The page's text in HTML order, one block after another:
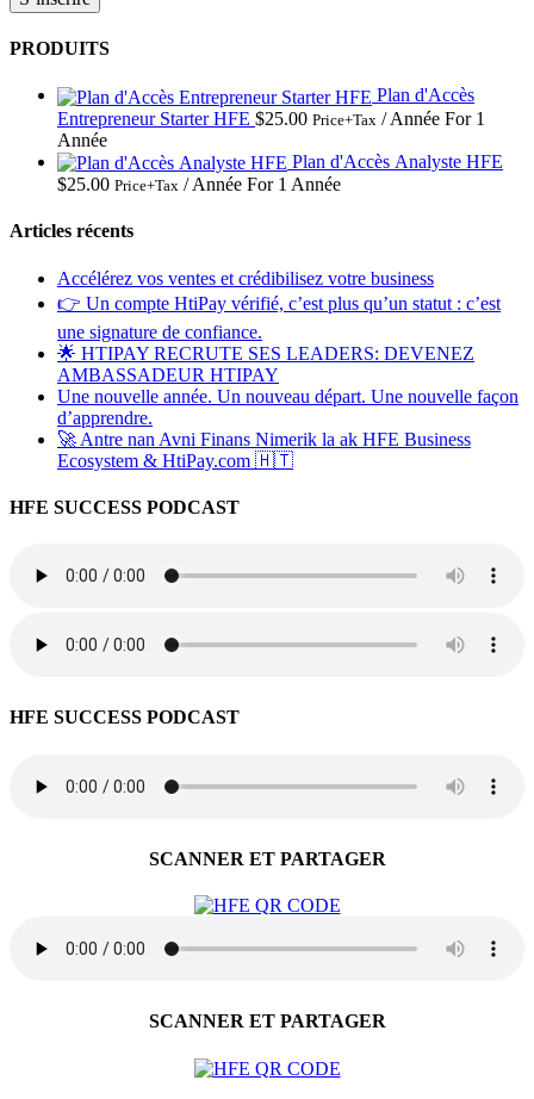
PRODUITS
Plan d'Accès
Entrepreneur Starter HFE $25.00 Price+Tax / Année For 1
Année
Plan d'Accès Analyste HFE
$25.00 Price+Tax / Année For 1 Année
Articles récents
Accélérez vos ventes et crédibilisez votre business
👉 Un compte HtiPay vérifié, c’est plus qu’un statut : c’est
une signature de confiance.
🌟 HTIPAY RECRUTE SES LEADERS: DEVENEZ
AMBASSADEUR HTIPAY
Une nouvelle année. Un nouveau départ. Une nouvelle façon
d’apprendre.
🚀 Antre nan Avni Finans Nimerik la ak HFE Business
Ecosystem & HtiPay.com 🇭🇹
HFE SUCCESS PODCAST
HFE SUCCESS PODCAST
SCANNER ET PARTAGER
SCANNER ET PARTAGER